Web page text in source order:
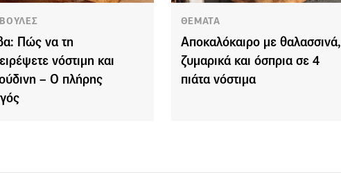
Πώς να τη
νόστιμη και
– Ο πλήρης
ΘΕΜΑΤΑ
Αποκαλόκαιρο με θαλασσινά,
ζυμαρικά και όσπρια σε 4
πιάτα νόστιμα